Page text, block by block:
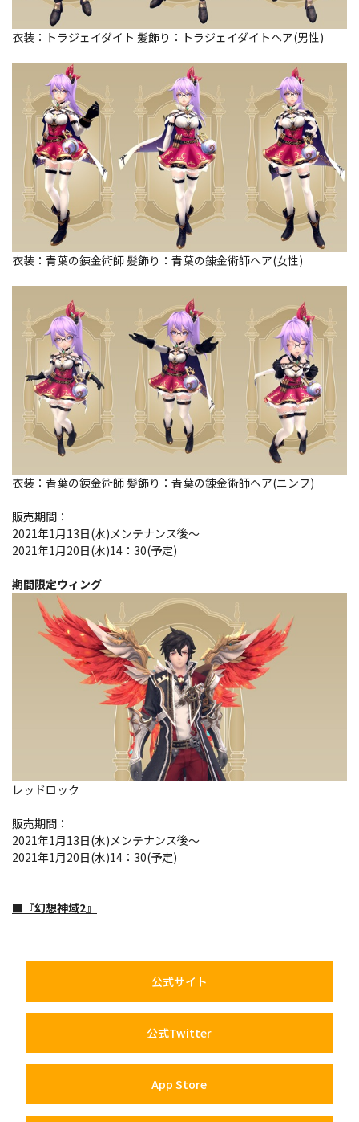
衣装：トラジェイダイト 髪飾り：トラジェイダイトヘア(男性)
衣装：青葉の錬金術師 髪飾り：青葉の錬金術師ヘア(女性)
衣装：青葉の錬金術師 髪飾り：青葉の錬金術師ヘア(ニンフ)
販売期間：
2021年1月13日(水)メンテナンス後～
2021年1月20日(水)14：30(予定)
期間限定ウィング
レッドロック
販売期間：
2021年1月13日(水)メンテナンス後～
2021年1月20日(水)14：30(予定)
■『幻想神域2』
公式サイト
公式Twitter
App Store